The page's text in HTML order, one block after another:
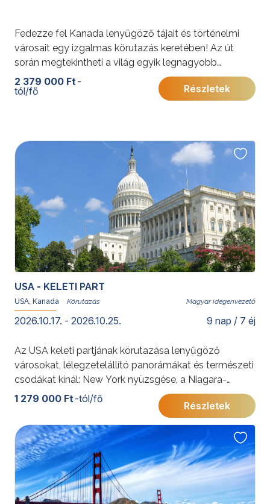
Fedezze fel Kanada lenyűgöző tájait és történelmi
városait egy izgalmas körutazás keretében! Az út
során megtekintheti a világ egyik legnagyobb
természeti csodáját, a Niagara-vízesést, ellátogathat
a festői Ezer-szigetekhez, és felfedezheti Kanada
2 379 000 Ft-
tól/fő
Részletek
USA - KELETI PART
USA, Kanada Magyar idegenvezető
2026.10.17. - 2026.10.25. 9 nap / 7 éj
Az USA keleti partjának körutazása lenyűgöző
városokat, lélegzetelállító panorámákat és természeti
csodákat kínál: New York nyüzsgése, a Niagara-
vízesés ereje és Washington történelmi emlékei
felejthetetlen élményt nyújtanak. A felhőkarcolóktól a
tóvidékig, ez az utazás Amerika sokszínűségét tárja
fel.
További érdekességekért az Amerikai Egyesült
Államokról kattintson ide.
1 279 000 Ft-tól/fő
Részletek